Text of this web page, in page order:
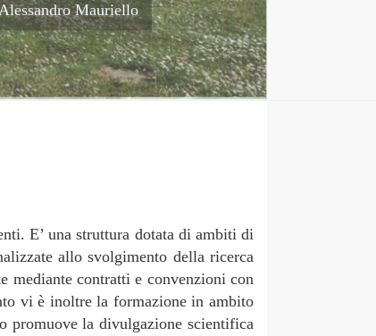
Mauriello
E’ una struttura dotata di ambiti di
allo svolgimento della ricerca
mediante contratti e convenzioni con
vi è inoltre la formazione in ambito
promuove la divulgazione scientifica